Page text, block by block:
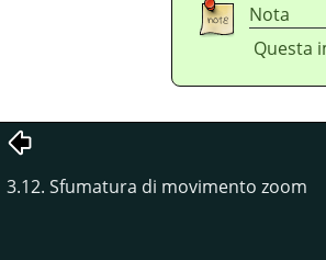
Nota
Questa
3.12. Sfumatura di movimento zoom